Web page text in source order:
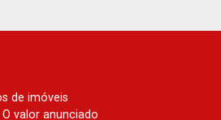
de imóveis
valor anunciado